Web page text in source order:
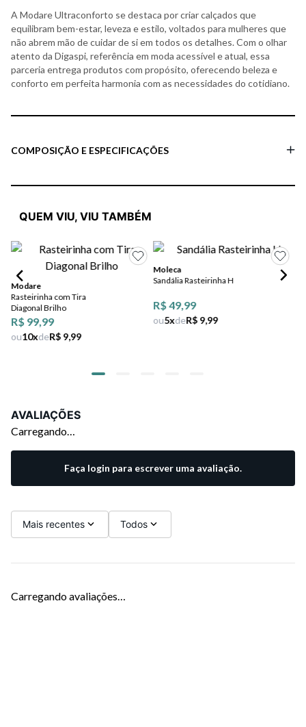
A Modare Ultraconforto se destaca por criar calçados que
equilibram bem-estar, leveza e estilo, voltados para mulheres que
não abrem mão de cuidar de si em todos os detalhes. Com o olhar
atento da Digaspi, referência em moda acessível e atual, essa
parceria entrega produtos com propósito, oferecendo beleza e
conforto em perfeita harmonia com as necessidades do cotidiano.
COMPOSIÇÃO E ESPECIFICAÇÕES
QUEM VIU, VIU TAMBÉM
Modare
Rasteirinha com Tira
Diagonal Brilho
R$ 99,99
ou10xdeR$ 9,99
Moleca
Sandália Rasteirinha H
R$ 49,99
ou5xdeR$ 9,99
AVALIAÇÕES
Carregando…
Faça login para escrever uma avaliação.
Mais recentes Todos
Carregando avaliações…